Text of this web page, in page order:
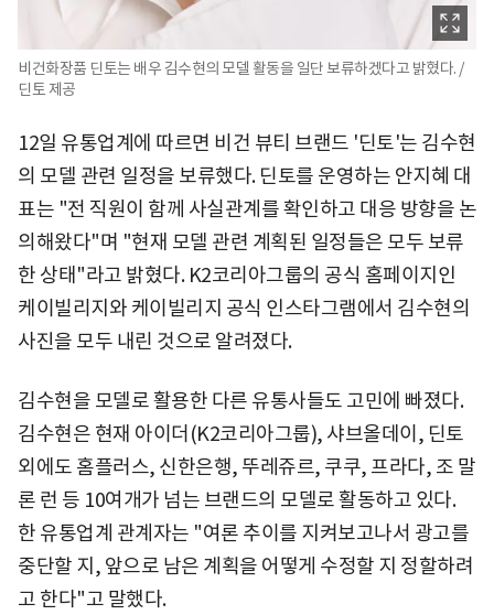
비건화장품 딘토는 배우 김수현의 모델 활동을 일단 보류하겠다고 밝혔다. /
딘토 제공
12일 유통업계에 따르면 비건 뷰티 브랜드 '딘토'는 김수현
의 모델 관련 일정을 보류했다. 딘토를 운영하는 안지혜 대
표는 "전 직원이 함께 사실관계를 확인하고 대응 방향을 논
의해왔다"며 "현재 모델 관련 계획된 일정들은 모두 보류
한 상태"라고 밝혔다. K2코리아그룹의 공식 홈페이지인
케이빌리지와 케이빌리지 공식 인스타그램에서 김수현의
사진을 모두 내린 것으로 알려졌다.
김수현을 모델로 활용한 다른 유통사들도 고민에 빠졌다.
김수현은 현재 아이더(K2코리아그룹), 샤브올데이, 딘토
외에도 홈플러스, 신한은행, 뚜레쥬르, 쿠쿠, 프라다, 조 말
론 런 등 10여개가 넘는 브랜드의 모델로 활동하고 있다.
한 유통업계 관계자는 "여론 추이를 지켜보고나서 광고를
중단할 지, 앞으로 남은 계획을 어떻게 수정할 지 정할하려
고 한다"고 말했다.